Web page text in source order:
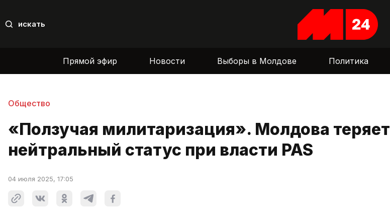
искать
Прямой эфир Новости Выборы в Молдове Политика
Общество
«Ползучая милитаризация». Молдова теряет
нейтральный статус при власти PAS
04 июля 2025, 17:05